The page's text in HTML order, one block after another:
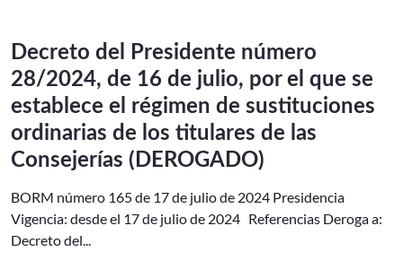
Decreto del Presidente número
28/2024, de 16 de julio, por el que se
establece el régimen de sustituciones
ordinarias de los titulares de las
Consejerías (DEROGADO)
BORM número 165 de 17 de julio de 2024 Presidencia
Vigencia: desde el 17 de julio de 2024 Referencias Deroga a:
Decreto del...